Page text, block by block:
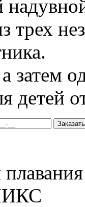
трех
затем
детей
Заказать